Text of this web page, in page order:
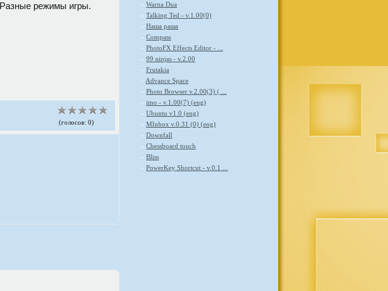
режимы игры.
(голосов: 0)
» Warna Dua
» Talking Ted - v.1.00(0)
» Наша раша
» Compass
» PhotoFX Effects Editor - ...
» 99 ninjas - v.2.00
» Frutakia
» Advance Space
» Photo Browser v.2.00(3) ( ...
» imo - v.1.00(7) (eng)
» Ubuntu v1.0 (eng)
» MInbox v.0.31 (0) (eng)
» Downfall
» Chessboard touch
» Bliss
» PowerKey Shortcut - v.0.1 ...